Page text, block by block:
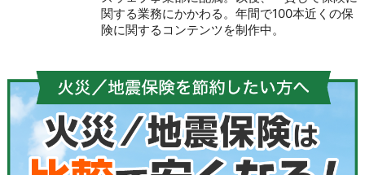
関する業務にかかわる。年間で100本近くの保
険に関するコンテンツを制作中。